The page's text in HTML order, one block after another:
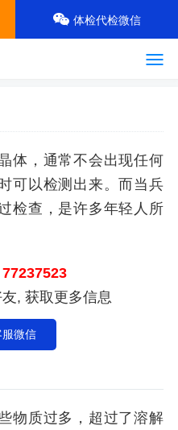
体，通常不会出现任何
可以检测出来。而当兵
检查，是许多年轻人所
77237523
, 获取更多信息
微信
物质过多，超过了溶解
体检代检微信